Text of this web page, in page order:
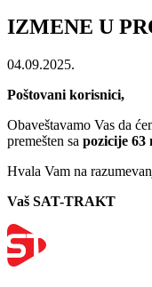
IZMENE U
04.09.2025.
Poštovani korisnici,
Obaveštavamo Vas da
premešten sa pozicije 63
Hvala Vam na
Vaš SAT-TRAKT